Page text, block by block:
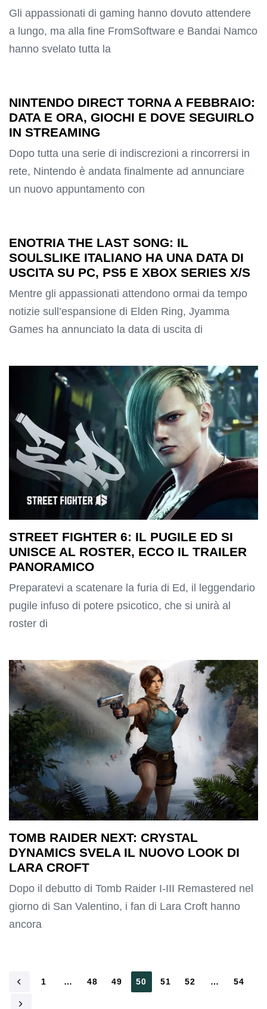
Gli appassionati di gaming hanno dovuto attendere
a lungo, ma alla fine FromSoftware e Bandai Namco
hanno svelato tutta la
NINTENDO DIRECT TORNA A FEBBRAIO:
DATA E ORA, GIOCHI E DOVE SEGUIRLO
IN STREAMING
Dopo tutta una serie di indiscrezioni a rincorrersi in
rete, Nintendo è andata finalmente ad annunciare
un nuovo appuntamento con
ENOTRIA THE LAST SONG: IL
SOULSLIKE ITALIANO HA UNA DATA DI
USCITA SU PC, PS5 E XBOX SERIES X/S
Mentre gli appassionati attendono ormai da tempo
notizie sull’espansione di Elden Ring, Jyamma
Games ha annunciato la data di uscita di
STREET FIGHTER 6: IL PUGILE ED SI
UNISCE AL ROSTER, ECCO IL TRAILER
PANORAMICO
Preparatevi a scatenare la furia di Ed, il leggendario
pugile infuso di potere psicotico, che si unirà al
roster di
TOMB RAIDER NEXT: CRYSTAL
DYNAMICS SVELA IL NUOVO LOOK DI
LARA CROFT
Dopo il debutto di Tomb Raider I-III Remastered nel
giorno di San Valentino, i fan di Lara Croft hanno
ancora
1 … 48 49 50 51 52 … 54